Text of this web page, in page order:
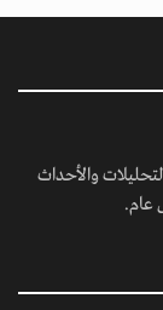
والأحداث
عام.